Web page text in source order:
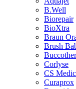
B.Well
Biorepair
BioXtra
Braun
Brush
Corlyse
CS
Curaprox